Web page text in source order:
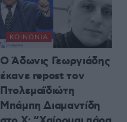
ΚΟΙΝΩΝΊΑ
Ο Άδωνις Γεωργιάδης
έκανε repost τον
Πτολεμαϊδιώτη
Μπάμπη Διαμαντίδη